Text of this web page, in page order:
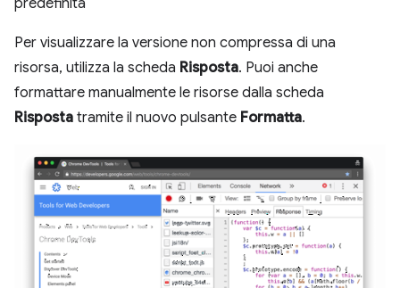
predefinita
Per visualizzare la versione non compressa di una
risorsa, utilizza la scheda Risposta. Puoi anche
formattare manualmente le risorse dalla scheda
Risposta tramite il nuovo pulsante Formatta.